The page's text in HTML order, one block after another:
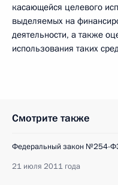
касающейся целевого
выделяемых на
деятельности, а также
использования таких
Смотрите также
Федеральный закон №254-
21 июля 2011 года